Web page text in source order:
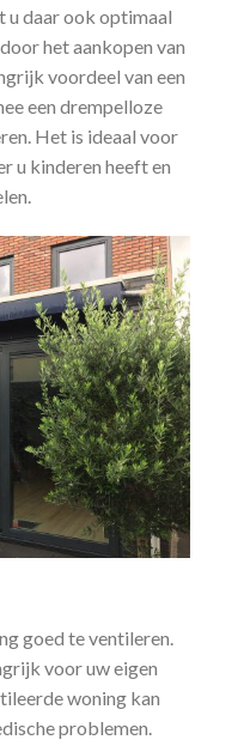
u daar ook optimaal
het aankopen van
voordeel van een
een drempelloze
Het is ideaal voor
u kinderen heeft en
goed te ventileren.
voor uw eigen
woning kan
problemen.